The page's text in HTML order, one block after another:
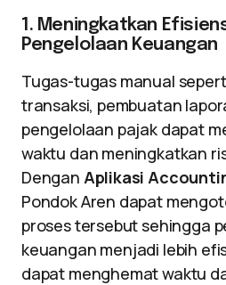
1. Meningkatkan
Pengelolaan Keuangan
Tugas-tugas manual
transaksi, pembuatan
pengelolaan pajak dapat
waktu dan meningkatkan
Dengan Aplikasi
Pondok Aren dapat
proses tersebut sehingga
keuangan menjadi lebih
dapat menghemat waktu